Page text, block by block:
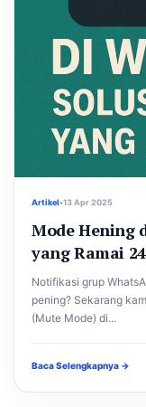
Artikel•13 Apr 2025
Mode Hening
yang Ramai
Notifikasi grup
pening? Sekarang
(Mute Mode) di...
Baca Selengkapnya →